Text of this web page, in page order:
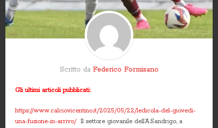
Scritto da Federico Formisano
Gli ultimi articoli pubblicati:
https://www.calciovicentino.it/2025/05/22/ledicola-del-giovedi-
una-fusione-in-arrivo/ Il settore giovanile dell’A.Sandrigo, a